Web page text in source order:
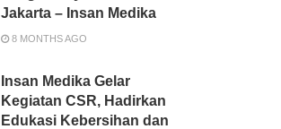
Jakarta – Insan Medika
8 MONTHS AGO
Insan Medika Gelar
Kegiatan CSR, Hadirkan
Edukasi Kebersihan dan